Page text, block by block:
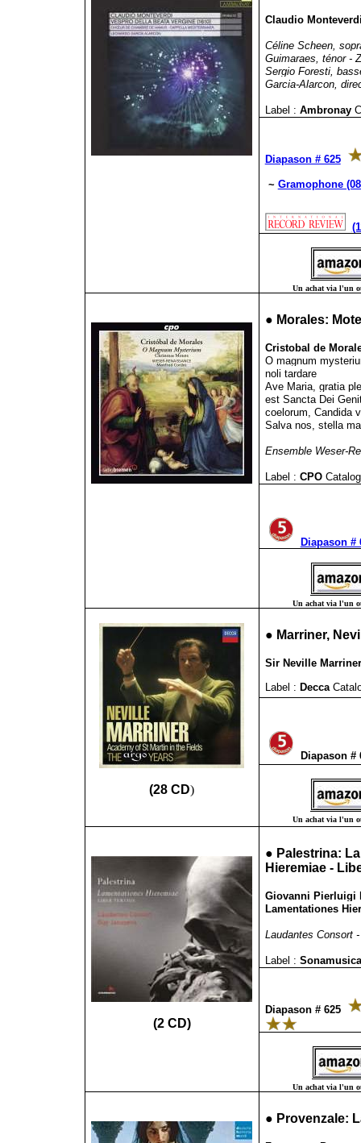
Claudio
Céline Scheen,
Guimaraes, ténor -
Sergio Foresti,
Garcia-Alarcon,
Label : Ambronay
Diapason # 625
~ Gramophone
Un achat via l'un
● Morales:
Cristobal de
O magnum
noli tardare
Ave Maria, gratia
est Sancta Dei
coelorum, Candida
Salva nos, stella
Ensemble Weser-
Label : CPO
Diapason #
Un achat via l'un
(28 CD)
● Marriner,
Sir Neville Marriner
Label : Decca
Diapason
Un achat via l'un
(2 CD)
● Palestrina:
Hieremiae -
Giovanni Pierluigi
Lamentationes
Laudantes Consort
Label :
Diapason # 625
Un achat via l'un
● Provenzale: